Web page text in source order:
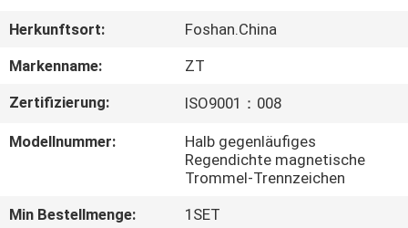
UNS
AUSFLUG
QUALITÄTSKONTROLLE
Herkunftsort:
Foshan.China
Markenname:
ZT
Zertifizierung:
ISO9001：008
Modellnummer:
Halb gegenläufiges
Regendichte magnetische
Trommel-Trennzeichen
Min Bestellmenge:
1SET